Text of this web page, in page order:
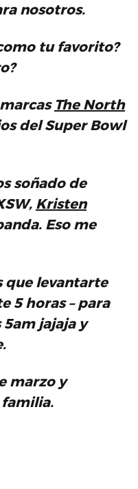
nosotros.
tu favorito?
The North
del Super Bowl
soñado de
Kristen
Eso me
que levantarte
5 horas – para
jajaja y
marzo y